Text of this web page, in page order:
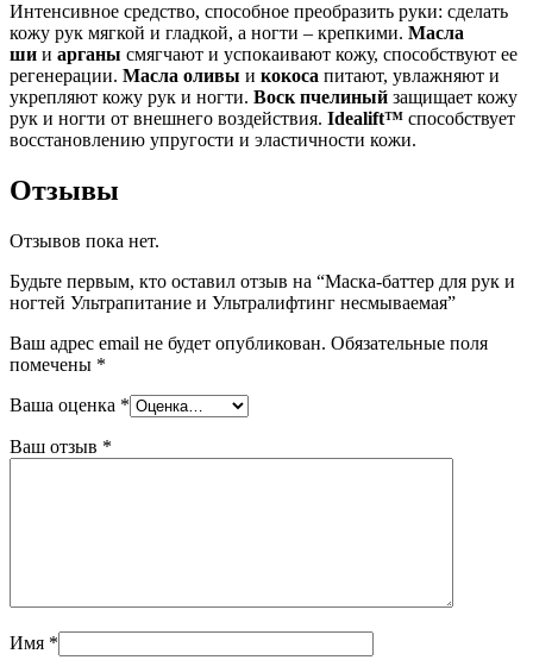
Интенсивное средство, способное преобразить руки: сделать
кожу рук мягкой и гладкой, а ногти – крепкими. Масла
ши и арганы смягчают и успокаивают кожу, способствуют ее
регенерации. Масла оливы и кокоса питают, увлажняют и
укрепляют кожу рук и ногти. Воск пчелиный защищает кожу
рук и ногти от внешнего воздействия. Idealift™ способствует
восстановлению упругости и эластичности кожи.
Отзывы
Отзывов пока нет.
Будьте первым, кто оставил отзыв на “Маска-баттер для рук и
ногтей Ультрапитание и Ультралифтинг несмываемая”
Ваш адрес email не будет опубликован. Обязательные поля
помечены *
Ваша оценка *
Ваш отзыв *
Имя *